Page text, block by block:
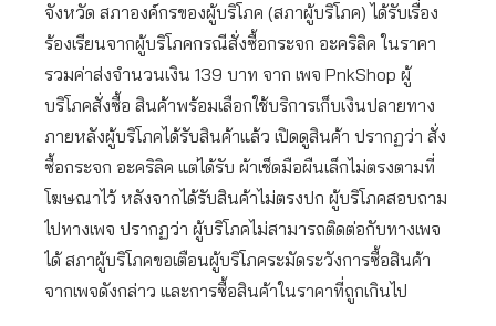
จังหวัด สภาองค์กรของผู้บริโภค (สภาผู้บริโภค) ได้รับเรื่อง
ร้องเรียนจากผู้บริโภคกรณีสั่งซื้อกระจก อะคริลิค ในราคา
รวมค่าส่งจำนวนเงิน 139 บาท จาก เพจ PnkShop ผู้
บริโภคสั่งซื้อ สินค้าพร้อมเลือกใช้บริการเก็บเงินปลายทาง
ภายหลังผู้บริโภคได้รับสินค้าแล้ว เปิดดูสินค้า ปรากฏว่า สั่ง
ซื้อกระจก อะคริลิค แต่ได้รับ ผ้าเช็ดมือผืนเล็กไม่ตรงตามที่
โฆษณาไว้ หลังจากได้รับสินค้าไม่ตรงปก ผู้บริโภคสอบถาม
ไปทางเพจ ปรากฏว่า ผู้บริโภคไม่สามารถติดต่อกับทางเพจ
ได้ สภาผู้บริโภคขอเตือนผู้บริโภคระมัดระวังการซื้อสินค้า
จากเพจดังกล่าว และการซื้อสินค้าในราคาที่ถูกเกินไป